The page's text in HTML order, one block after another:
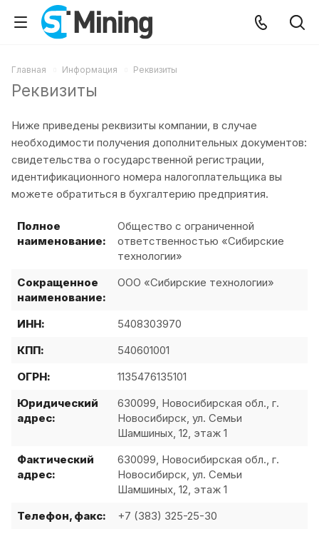
Главная Информация Реквизиты
Реквизиты
Ниже приведены реквизиты компании, в случае
необходимости получения дополнительных документов:
свидетельства о государственной регистрации,
идентификационного номера налогоплательщика вы
можете обратиться в бухгалтерию предприятия.
Полное
наименование:
Общество с ограниченной
ответственностью «Сибирские
технологии»
Сокращенное
наименование:
ООО «Сибирские технологии»
ИНН:
5408303970
КПП:
540601001
ОГРН:
1135476135101
Юридический
адрес:
630099, Новосибирская обл., г.
Новосибирск, ул. Семьи
Шамшиных, 12, этаж 1
Фактический
адрес:
630099, Новосибирская обл., г.
Новосибирск, ул. Семьи
Шамшиных, 12, этаж 1
Телефон, факс:
+7 (383) 325-25-30